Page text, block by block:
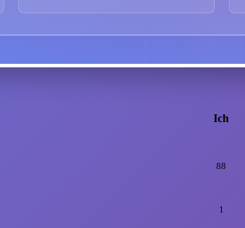
Ich
88
1